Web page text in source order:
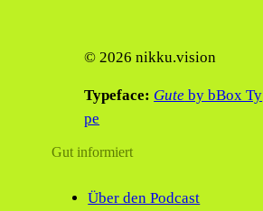
© 2026 nikku.vision
Typeface: Gute by bBox Ty
pe
Gut informiert
Über den Podcast